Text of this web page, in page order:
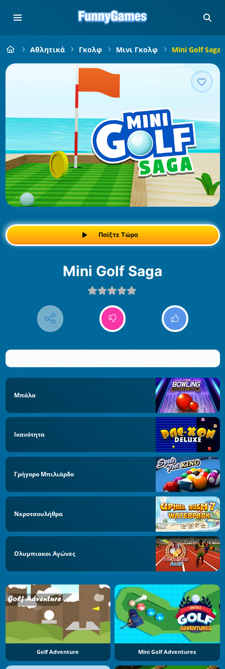
Αθλητικά Γκολφ Μινι Γκολφ Mini Golf Saga
Παίξτε Τώρα
Mini Golf Saga
Μπάλα
Ικανότητα
Γρήγορο Μπιλιάρδο
Νεροτσουλήθρα
Ολυμπιακοι Αγώνες
Golf Adventure Mini Golf Adventures